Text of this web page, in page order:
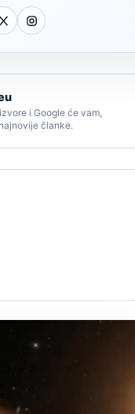
i Google će vam,
članke.